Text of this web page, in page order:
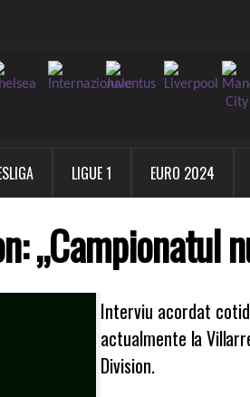
LIGUE 1 EURO 2024
„Campionatul
Interviu acordat
actualmente la
Division.